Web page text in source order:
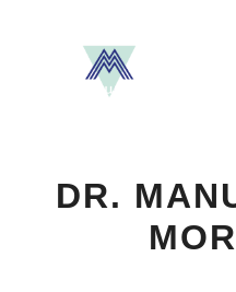
DR.